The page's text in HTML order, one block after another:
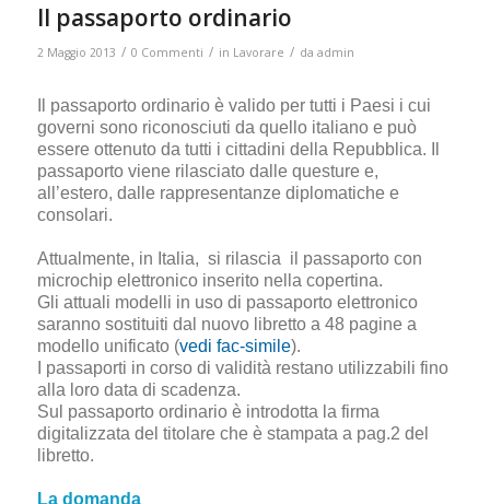
Il passaporto ordinario
2 Maggio 2013 / 0 Commenti / in Lavorare / da admin
Il passaporto ordinario è valido per tutti i Paesi i cui
governi sono riconosciuti da quello italiano e può
essere ottenuto da tutti i cittadini della Repubblica. Il
passaporto viene rilasciato dalle questure e,
all’estero, dalle rappresentanze diplomatiche e
consolari.
Attualmente, in Italia, si rilascia il passaporto con
microchip elettronico inserito nella copertina.
Gli attuali modelli in uso di passaporto elettronico
saranno sostituiti dal nuovo libretto a 48 pagine a
modello unificato (vedi fac-simile).
I passaporti in corso di validità restano utilizzabili fino
alla loro data di scadenza.
Sul passaporto ordinario è introdotta la firma
digitalizzata del titolare che è stampata a pag.2 del
libretto.
La domanda